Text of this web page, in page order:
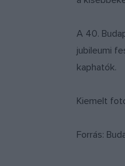
A 40.
jubileumi
kaphatók.
Kiemelt
Forrás: